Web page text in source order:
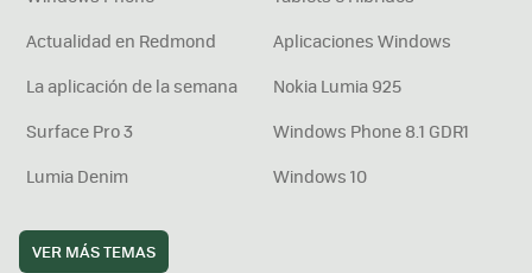
Actualidad en Redmond
Aplicaciones Windows
La aplicación de la semana
Nokia Lumia 925
Surface Pro 3
Windows Phone 8.1 GDR1
Lumia Denim
Windows 10
VER MÁS TEMAS